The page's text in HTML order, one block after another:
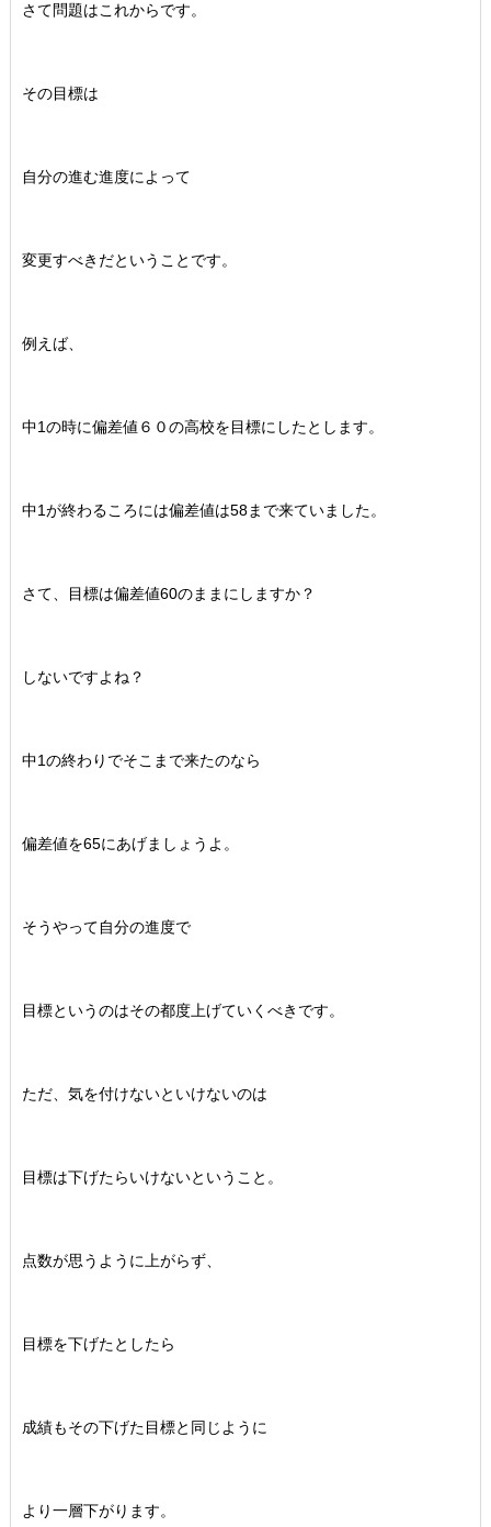
さて問題はこれからです。
その目標は
自分の進む進度によって
変更すべきだということです。
例えば、
中1の時に偏差値６０の高校を目標にしたとします。
中1が終わるころには偏差値は58まで来ていました。
さて、目標は偏差値60のままにしますか？
しないですよね？
中1の終わりでそこまで来たのなら
偏差値を65にあげましょうよ。
そうやって自分の進度で
目標というのはその都度上げていくべきです。
ただ、気を付けないといけないのは
目標は下げたらいけないということ。
点数が思うように上がらず、
目標を下げたとしたら
成績もその下げた目標と同じように
より一層下がります。